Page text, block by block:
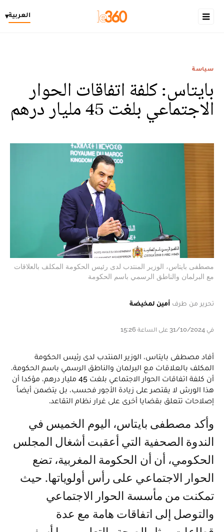
العربية▾
سياسة
بايتاس: كلفة اتفاقات الحوار
الاجتماعي بلغت 45 مليار درهم
مصطفى بايتاس، الوزير المنتدب لدى رئيس الحكومة المكلف بالعلاقات
مع البرلمان والناطق الرسمي باسم الحكومة
تحرير من طرف أمين لمخيضة
في 31/10/2024 على الساعة 15:26
أفاد مصطفى بايتاس، الوزير المنتدب لدى رئيس الحكومة
المكلف بالعلاقات مع البرلمان والناطق الرسمي باسم الحكومة،
أن كلفة اتفاقات الحوار الاجتماعي بلغت 45 مليار درهم، مؤكدا أن
هذا الورش لا يقتصر على زيادة الأجور فحسب، بل يتضمن أيضاً
إصلاحات تتعلق بقضايا أخرى على غرار نظام التقاعد.
وأكد مصطفى بايتاس، اليوم الخميس في
الندوة الصحفية التي أعقبت أشغال المجلس
الحكومي، أن أن الحكومة المغربية، تضع
الحوار الاجتماعي على رأس أولوياتها. حيث
تمكنت من مأسسة الحوار الاجتماعي
والتوصل إلى اتفاقات هامة مع عدة